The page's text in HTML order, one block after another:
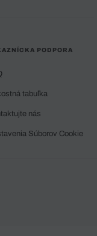
PODPORA
tabuľka
nás
Súborov Cookie